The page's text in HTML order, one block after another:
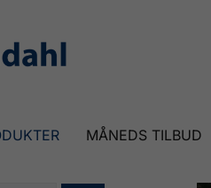
MÅNEDS TILBUD